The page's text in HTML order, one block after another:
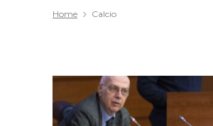
Home Calcio